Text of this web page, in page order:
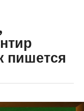
пишется